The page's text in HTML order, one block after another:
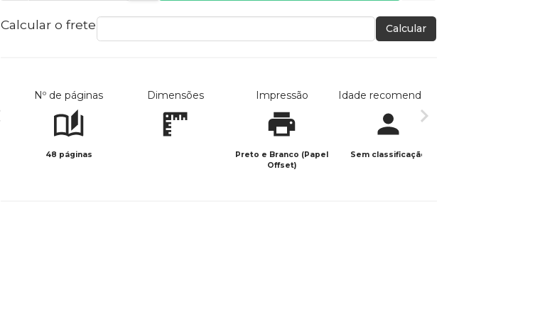
Calcular o frete Calcular
Nº de páginas
48 páginas
Dimensões Impressão
Preto e Branco (Papel
Offset)
Idade recomendada
Sem classificação